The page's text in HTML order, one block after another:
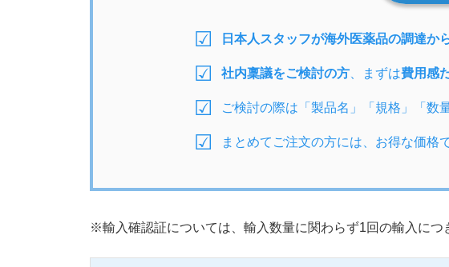
日本人スタッフが海外医薬品の調達か
社内稟議をご検討の方 、まずは費用感
ご検討の際は「製品名」「規格」「数
まとめてご注文の方には、お得な価格
※輸入確認証については、輸入数量に関わらず1回の輸入につ